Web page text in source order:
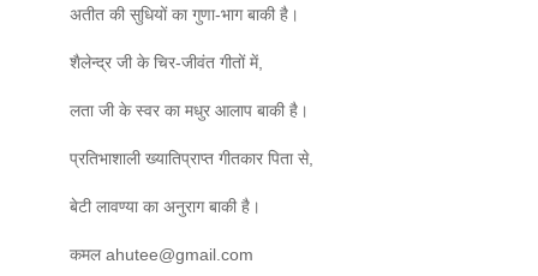
अतीत की सुधियों का गुणा-भाग बाकी है।
शैलेन्द्र जी के चिर-जीवंत गीतों में,
लता जी के स्वर का मधुर आलाप बाकी है।
प्रतिभाशाली ख्यातिप्राप्त गीतकार पिता से,
बेटी लावण्या का अनुराग बाकी है।
कमल ahutee@gmail.com